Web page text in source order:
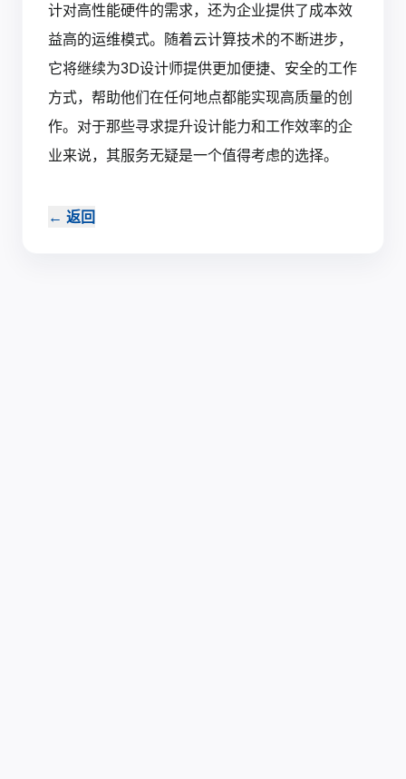
计对高性能硬件的需求，还为企业提供了成本效
益高的运维模式。随着云计算技术的不断进步，
它将继续为3D设计师提供更加便捷、安全的工作
方式，帮助他们在任何地点都能实现高质量的创
作。对于那些寻求提升设计能力和工作效率的企
业来说，其服务无疑是一个值得考虑的选择。
← 返回